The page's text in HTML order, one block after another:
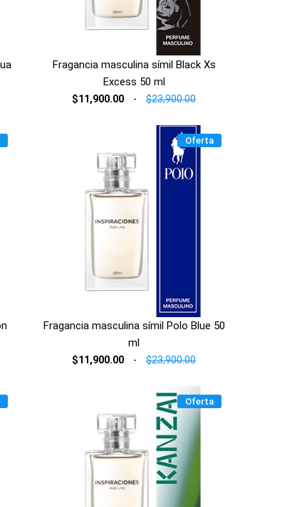
Fragancia masculina símil Black Xs
Excess 50 ml
$11,900.00 - $23,900.00
Oferta
Fragancia masculina símil Polo Blue 50
ml
$11,900.00 - $23,900.00
Oferta